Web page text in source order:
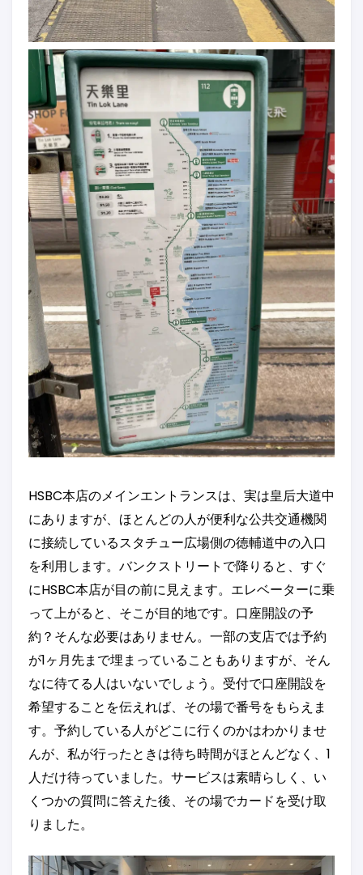
HSBC本店のメインエントランスは、実は皇后大道中
にありますが、ほとんどの人が便利な公共交通機関
に接続しているスタチュー広場側の徳輔道中の入口
を利用します。バンクストリートで降りると、すぐ
にHSBC本店が目の前に見えます。エレベーターに乗
って上がると、そこが目的地です。口座開設の予
約？そんな必要はありません。一部の支店では予約
が1ヶ月先まで埋まっていることもありますが、そん
なに待てる人はいないでしょう。受付で口座開設を
希望することを伝えれば、その場で番号をもらえま
す。予約している人がどこに行くのかはわかりませ
んが、私が行ったときは待ち時間がほとんどなく、1
人だけ待っていました。サービスは素晴らしく、い
くつかの質問に答えた後、その場でカードを受け取
りました。